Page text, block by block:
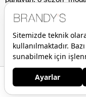
birlikte karakter
içmen, belki biraz
arayışındaki en büyük
Bir Aksesuardan
Küçük Detay
Tüm Alışverişlerinizde
Ücretsiz Kargo
Anasayfa